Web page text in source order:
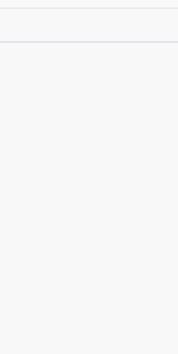
iki parçadan